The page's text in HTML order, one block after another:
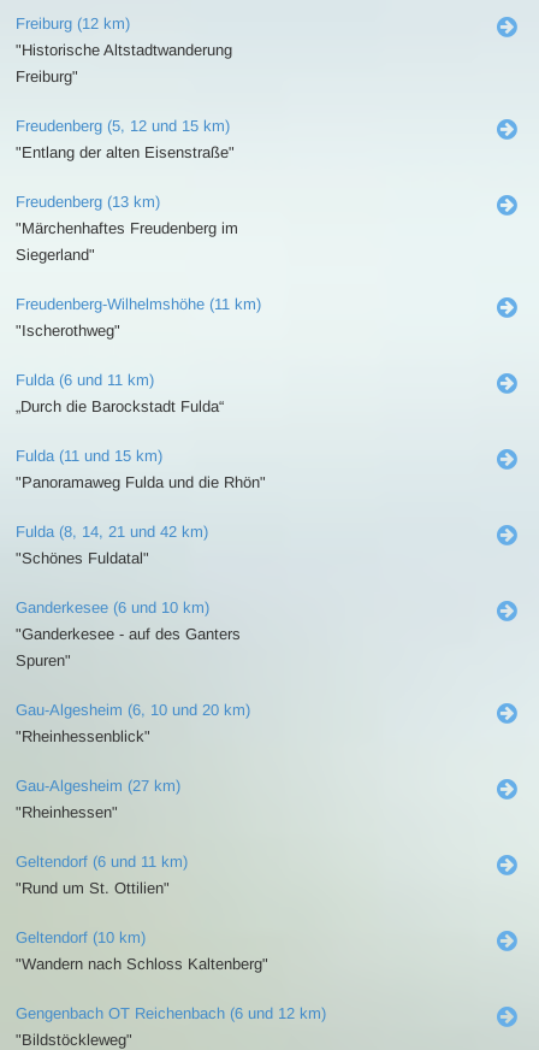
Freiburg (12 km)
"Historische Altstadtwanderung
Freiburg"
Freudenberg (5, 12 und 15 km)
"Entlang der alten Eisenstraße"
Freudenberg (13 km)
"Märchenhaftes Freudenberg im
Siegerland"
Freudenberg-Wilhelmshöhe (11 km)
"Ischerothweg"
Fulda (6 und 11 km)
„Durch die Barockstadt Fulda“
Fulda (11 und 15 km)
"Panoramaweg Fulda und die Rhön"
Fulda (8, 14, 21 und 42 km)
"Schönes Fuldatal"
Ganderkesee (6 und 10 km)
"Ganderkesee - auf des Ganters
Spuren"
Gau-Algesheim (6, 10 und 20 km)
"Rheinhessenblick"
Gau-Algesheim (27 km)
"Rheinhessen"
Geltendorf (6 und 11 km)
"Rund um St. Ottilien"
Geltendorf (10 km)
"Wandern nach Schloss Kaltenberg"
Gengenbach OT Reichenbach (6 und 12 km)
"Bildstöckleweg"